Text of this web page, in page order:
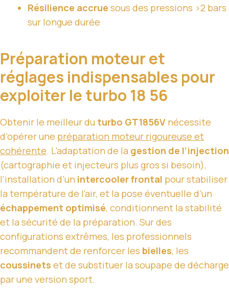
Résilience accrue sous des pressions >2 bars
sur longue durée
Préparation moteur et
réglages indispensables pour
exploiter le turbo 18 56
Obtenir le meilleur du turbo GT1856V nécessite
d’opérer une préparation moteur rigoureuse et
cohérente. L’adaptation de la gestion de l’injection
(cartographie et injecteurs plus gros si besoin),
l’installation d’un intercooler frontal pour stabiliser
la température de l’air, et la pose éventuelle d’un
échappement optimisé, conditionnent la stabilité
et la sécurité de la préparation. Sur des
configurations extrêmes, les professionnels
recommandent de renforcer les bielles, les
coussinets et de substituer la soupape de décharge
par une version sport.